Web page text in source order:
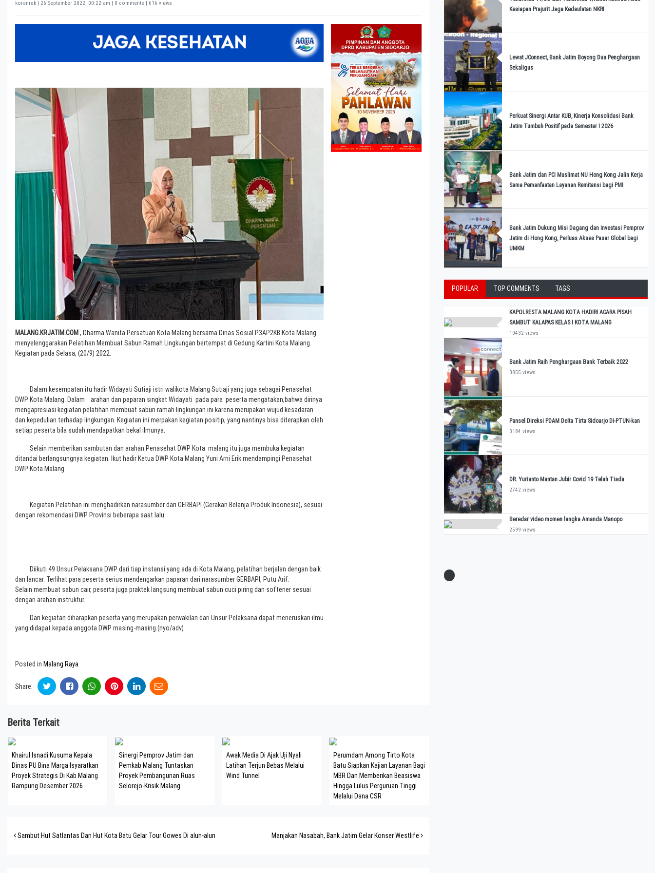
koranrak | 26 September 2022, 00:22 am | 0 comments | 616 views
MALANG.KRJATIM.COM , Dharma Wanita Persatuan Kota Malang bersama Dinas Sosial P3AP2KB Kota Malang
menyelenggarakan Pelatihan Membuat Sabun Ramah Lingkungan bertempat di Gedung Kartini Kota Malang.
Kegiatan pada Selasa, (20/9) 2022.
Dalam kesempatan itu hadir Widayati Sutiaji istri walikota Malang Sutiaji yang juga sebagai Penasehat
DWP Kota Malang. Dalam arahan dan paparan singkat Widayati pada para peserta mengatakan,bahwa dirinya
mengapresiasi kegiatan pelatihan membuat sabun ramah lingkungan ini karena merupakan wujud kesadaran
dan kepedulian terhadap lingkungan. Kegiatan ini merpakan kegiatan positip, yang nantinya bisa diterapkan oleh
setiap peserta bila sudah mendapatkan bekal ilmunya.
Selain memberikan sambutan dan arahan Penasehat DWP Kota malang itu juga membuka kegiatan
ditandai berlangsungnya kegiatan. Ikut hadir Ketua DWP Kota Malang Yuni Arni Erik mendampingi Penasehat
DWP Kota Malang.
Kegiatan Pelatihan ini menghadirkan narasumber dari GERBAPI (Gerakan Belanja Produk Indonesia), sesuai
dengan rekomendasi DWP Provinsi beberapa saat lalu.
Diikuti 49 Unsur Pelaksana DWP dari tiap instansi yang ada di Kota Malang, pelatihan berjalan dengan baik
dan lancar. Terlihat para peserta serius mendengarkan paparan dari narasumber GERBAPI, Putu Arif.
Selain membuat sabun cair, peserta juga praktek langsung membuat sabun cuci piring dan softener sesuai
dengan arahan instruktur.
Dari kegiatan diharapkan peserta yang merupakan perwakilan dari Unsur Pelaksana dapat meneruskan ilmu
yang didapat kepada anggota DWP masing-masing.(nyo/adv)
Posted in Malang Raya
Share:
Berita Terkait
Khairul Isnadi Kusuma Kepala
Dinas PU Bina Marga Isyaratkan
Proyek Strategis Di Kab Malang
Rampung Desember 2026
Sinergi Pemprov Jatim dan
Pemkab Malang Tuntaskan
Proyek Pembangunan Ruas
Selorejo-Krisik Malang
Awak Media Di Ajak Uji Nyali
Latihan Terjun Bebas Melalui
Wind Tunnel
Perumdam Among Tirto Kota
Batu Siapkan Kajian Layanan Bagi
MBR Dan Memberikan Beasiswa
Hingga Lulus Perguruan Tinggi
Melalui Dana CSR
Post navigation
Sambut Hut Satlantas Dan Hut Kota Batu Gelar Tour Gowes Di alun-alun Manjakan Nasabah, Bank Jatim Gelar Konser Westlife
Kesiapan Prajurit Jaga Kedaulatan NKRI
Lewat JConnect, Bank Jatim Boyong Dua Penghargaan
Sekaligus
Perkuat Sinergi Antar KUB, Kinerja Konsolidasi Bank
Jatim Tumbuh Positif pada Semester I 2026
Bank Jatim dan PCI Muslimat NU Hong Kong Jalin Kerja
Sama Pemanfaatan Layanan Remitansi bagi PMI
Bank Jatim Dukung Misi Dagang dan Investasi Pemprov
Jatim di Hong Kong, Perluas Akses Pasar Global bagi
UMKM
POPULAR TOP COMMENTS TAGS
KAPOLRESTA MALANG KOTA HADIRI ACARA PISAH
SAMBUT KALAPAS KELAS I KOTA MALANG
10432 views
Bank Jatim Raih Penghargaan Bank Terbaik 2022
3855 views
Pansel Direksi PDAM Delta Tirta Sidoarjo Di-PTUN-kan
3184 views
DR. Yurianto Mantan Jubir Covid 19 Telah Tiada
2742 views
Beredar video momen langka Amanda Manopo
2599 views